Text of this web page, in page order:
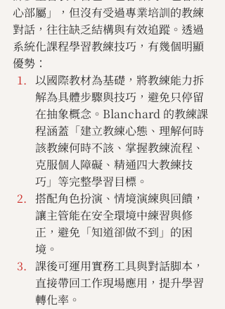
心部屬」，但沒有受過專業培訓的教練
對話，往往缺乏結構與有效追蹤。透過
系統化課程學習教練技巧，有幾個明顯
優勢：
以國際教材為基礎，將教練能力拆
解為具體步驟與技巧，避免只停留
在抽象概念。Blanchard 的教練課
程涵蓋「建立教練心態、理解何時
該教練何時不該、掌握教練流程、
克服個人障礙、精通四大教練技
巧」等完整學習目標。
搭配角色扮演、情境演練與回饋，
讓主管能在安全環境中練習與修
正，避免「知道卻做不到」的困
境。
課後可運用實務工具與對話脚本，
直接帶回工作現場應用，提升學習
轉化率。